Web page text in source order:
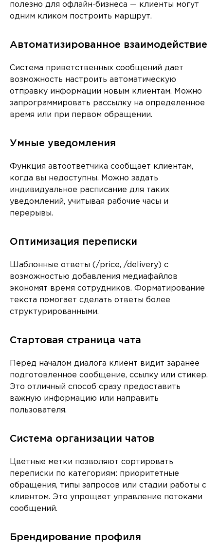
полезно для офлайн-бизнеса — клиенты могут
одним кликом построить маршрут.
Автоматизированное взаимодействие
Система приветственных сообщений дает
возможность настроить автоматическую
отправку информации новым клиентам. Можно
запрограммировать рассылку на определенное
время или при первом обращении.
Умные уведомления
Функция автоответчика сообщает клиентам,
когда вы недоступны. Можно задать
индивидуальное расписание для таких
уведомлений, учитывая рабочие часы и
перерывы.
Оптимизация переписки
Шаблонные ответы (/price, /delivery) с
возможностью добавления медиафайлов
экономят время сотрудников. Форматирование
текста помогает сделать ответы более
структурированными.
Стартовая страница чата
Перед началом диалога клиент видит заранее
подготовленное сообщение, ссылку или стикер.
Это отличный способ сразу предоставить
важную информацию или направить
пользователя.
Система организации чатов
Цветные метки позволяют сортировать
переписки по категориям: приоритетные
обращения, типы запросов или стадии работы с
клиентом. Это упрощает управление потоками
сообщений.
Брендирование профиля